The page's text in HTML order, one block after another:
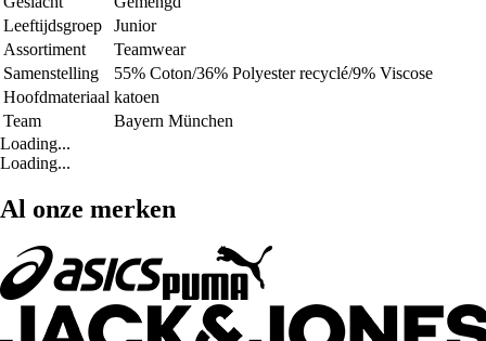
Leeftijdsgroep
Junior
Assortiment
Teamwear
Samenstelling
55% Coton/36% Polyester recyclé/9% Viscose
Hoofdmateriaal katoen
Team
Bayern München
Loading...
Loading...
Al onze merken